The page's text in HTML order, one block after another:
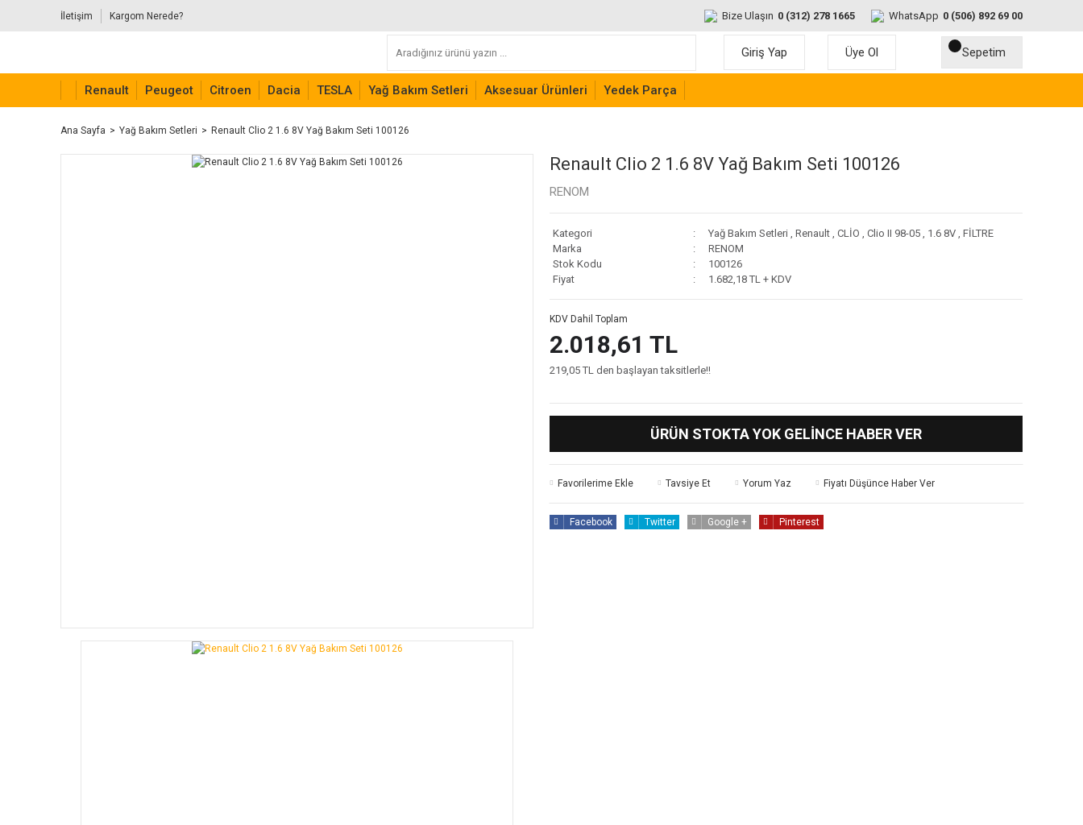
İletişim Kargom Nerede? Bize Ulaşın 0 (312) 278 1665 WhatsApp 0 (506) 892 69 00
Giriş Yap Üye Ol Sepetim
Renault Peugeot Citroen Dacia TESLA Yağ Bakım Setleri Aksesuar Ürünleri Yedek Parça
Ana Sayfa Yağ Bakım Setleri Renault Clio 2 1.6 8V Yağ Bakım Seti 100126
Renault Clio 2 1.6 8V Yağ Bakım Seti 100126
RENOM
Kategori Yağ Bakım Setleri , Renault , CLİO , Clio II 98-05 , 1.6 8V , FİLTRE
Marka
RENOM
Stok Kodu
100126
Fiyat
1.682,18 TL + KDV
KDV Dahil Toplam
2.018,61 TL
219,05 TL den başlayan taksitlerle!!
ÜRÜN STOKTA YOK GELINCE HABER VER
Tavsiye Et Yorum Yaz Fiyatı Düşünce Haber Ver
Facebook Twitter Google + Pinterest